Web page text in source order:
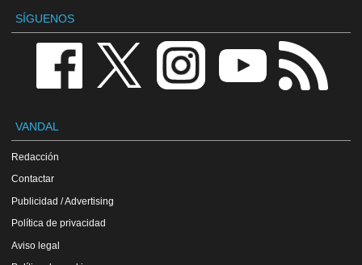
SÍGUENOS
VANDAL
Redacción
Contactar
Publicidad / Advertising
Política de privacidad
Aviso legal